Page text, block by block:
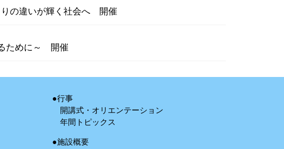
の違いが輝く社会へ 開催
ために～ 開催
●行事
開講式・オリエンテーション
年間トピックス
●施設概要